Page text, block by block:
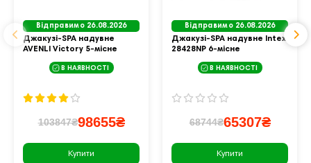
Відправимо 26.08.2026
Джакузі-SPA надувне
AVENLI Victory 5-місне
В НАЯВНОСТІ
103847₴98655₴
Купити
Відправимо 26.08.2026
Джакузі-SPA надувне Intex
28428NP 6-місне
В НАЯВНОСТІ
68744₴65307₴
Купити